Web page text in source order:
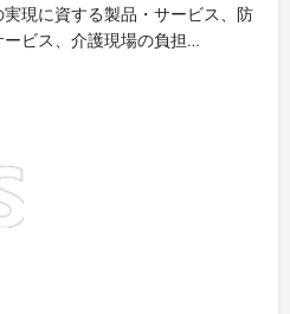
現に資する製品・サービス、防
ビス、介護現場の負担…